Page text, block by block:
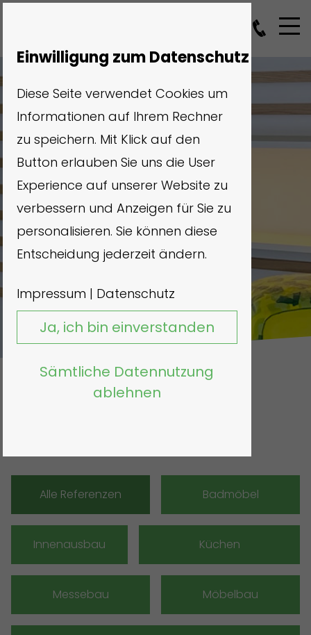
Alle Referenzen Badmöbel
Innenausbau Küchen
Messebau Möbelbau
Einwilligung zum Datenschutz
Diese Seite verwendet Cookies um
Informationen auf Ihrem Rechner
zu speichern. Mit Klick auf den
Button erlauben Sie uns die User
Experience auf unserer Website zu
verbessern und Anzeigen für Sie zu
personalisieren. Sie können diese
Entscheidung jederzeit ändern.
Impressum | Datenschutz
Ja, ich bin einverstanden
Sämtliche Datennutzung
ablehnen